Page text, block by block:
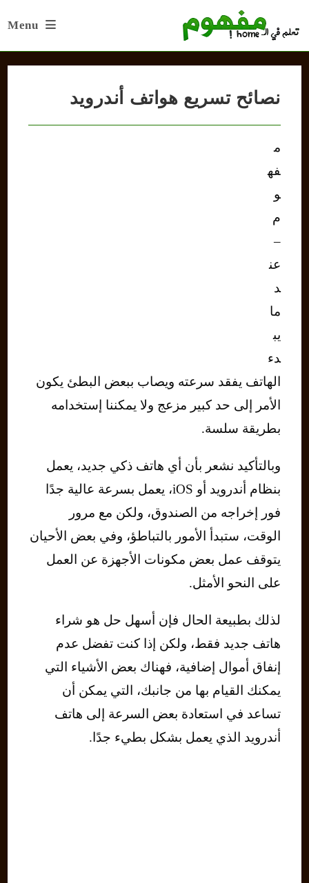
Menu
نصائح تسريع هواتف أندرويد
م
فه
و
م
–
عن
د
ما
يب
دء
الهاتف يفقد سرعته ويصاب ببعض البطئ يكون
الأمر إلى حد كبير مزعج ولا يمكننا إستخدامه
بطريقة سلسة.
وبالتأكيد نشعر بأن أي هاتف ذكي جديد، يعمل
بنظام أندرويد أو iOS، يعمل بسرعة عالية جدًا
فور إخراجه من الصندوق، ولكن مع مرور
الوقت، ستبدأ الأمور بالتباطؤ، وفي بعض الأحيان
يتوقف عمل بعض مكونات الأجهزة عن العمل
على النحو الأمثل.
لذلك بطبيعة الحال فإن أسهل حل هو شراء
هاتف جديد فقط، ولكن إذا كنت تفضل عدم
إنفاق أموال إضافية، فهناك بعض الأشياء التي
يمكنك القيام بها من جانبك، التي يمكن أن
تساعد في استعادة بعض السرعة إلى هاتف
أندرويد الذي يعمل بشكل بطيء جدًا.